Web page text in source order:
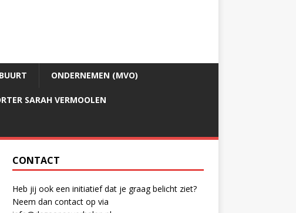
ONDERNEMEN (MVO)
SARAH VERMOOLEN
CONTACT
Heb jij ook een initiatief dat je graag belicht ziet?
Neem dan contact op via